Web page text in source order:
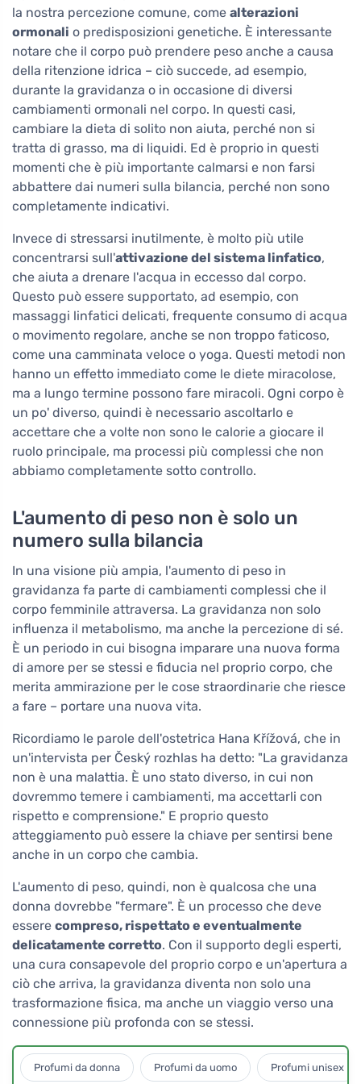
la nostra percezione comune, come alterazioni
ormonali o predisposizioni genetiche. È interessante
notare che il corpo può prendere peso anche a causa
della ritenzione idrica – ciò succede, ad esempio,
durante la gravidanza o in occasione di diversi
cambiamenti ormonali nel corpo. In questi casi,
cambiare la dieta di solito non aiuta, perché non si
tratta di grasso, ma di liquidi. Ed è proprio in questi
momenti che è più importante calmarsi e non farsi
abbattere dai numeri sulla bilancia, perché non sono
completamente indicativi.
Invece di stressarsi inutilmente, è molto più utile
concentrarsi sull'attivazione del sistema linfatico,
che aiuta a drenare l'acqua in eccesso dal corpo.
Questo può essere supportato, ad esempio, con
massaggi linfatici delicati, frequente consumo di acqua
o movimento regolare, anche se non troppo faticoso,
come una camminata veloce o yoga. Questi metodi non
hanno un effetto immediato come le diete miracolose,
ma a lungo termine possono fare miracoli. Ogni corpo è
un po' diverso, quindi è necessario ascoltarlo e
accettare che a volte non sono le calorie a giocare il
ruolo principale, ma processi più complessi che non
abbiamo completamente sotto controllo.
L'aumento di peso non è solo un
numero sulla bilancia
In una visione più ampia, l'aumento di peso in
gravidanza fa parte di cambiamenti complessi che il
corpo femminile attraversa. La gravidanza non solo
influenza il metabolismo, ma anche la percezione di sé.
È un periodo in cui bisogna imparare una nuova forma
di amore per se stessi e fiducia nel proprio corpo, che
merita ammirazione per le cose straordinarie che riesce
a fare – portare una nuova vita.
Ricordiamo le parole dell'ostetrica Hana Křížová, che in
un'intervista per Český rozhlas ha detto: "La gravidanza
non è una malattia. È uno stato diverso, in cui non
dovremmo temere i cambiamenti, ma accettarli con
rispetto e comprensione." E proprio questo
atteggiamento può essere la chiave per sentirsi bene
anche in un corpo che cambia.
L'aumento di peso, quindi, non è qualcosa che una
donna dovrebbe "fermare". È un processo che deve
essere compreso, rispettato e eventualmente
delicatamente corretto. Con il supporto degli esperti,
una cura consapevole del proprio corpo e un'apertura a
ciò che arriva, la gravidanza diventa non solo una
trasformazione fisica, ma anche un viaggio verso una
connessione più profonda con se stessi.
Profumi da donna Profumi da uomo Profumi unisex